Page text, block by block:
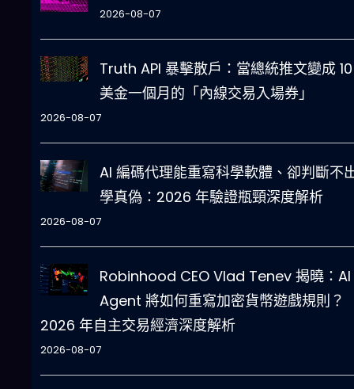
2026-08-07
Truth API 暴擊散戶：當總統推文變成
美金一個月的「內線交易入場券」
2026-08-07
AI 編碼代理能重寫科學軟體、卻判斷不
學真偽：2026 年驗證瓶頸深度解析
2026-08-07
Robinhood CEO Vlad Tenev 揭曉：AI
Agent 將如何重寫加密貨幣遊戲規則？
2026 年自主交易經濟深度解析
2026-08-07